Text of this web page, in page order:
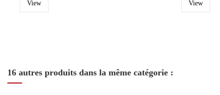
View View
16 autres produits dans la même catégorie :